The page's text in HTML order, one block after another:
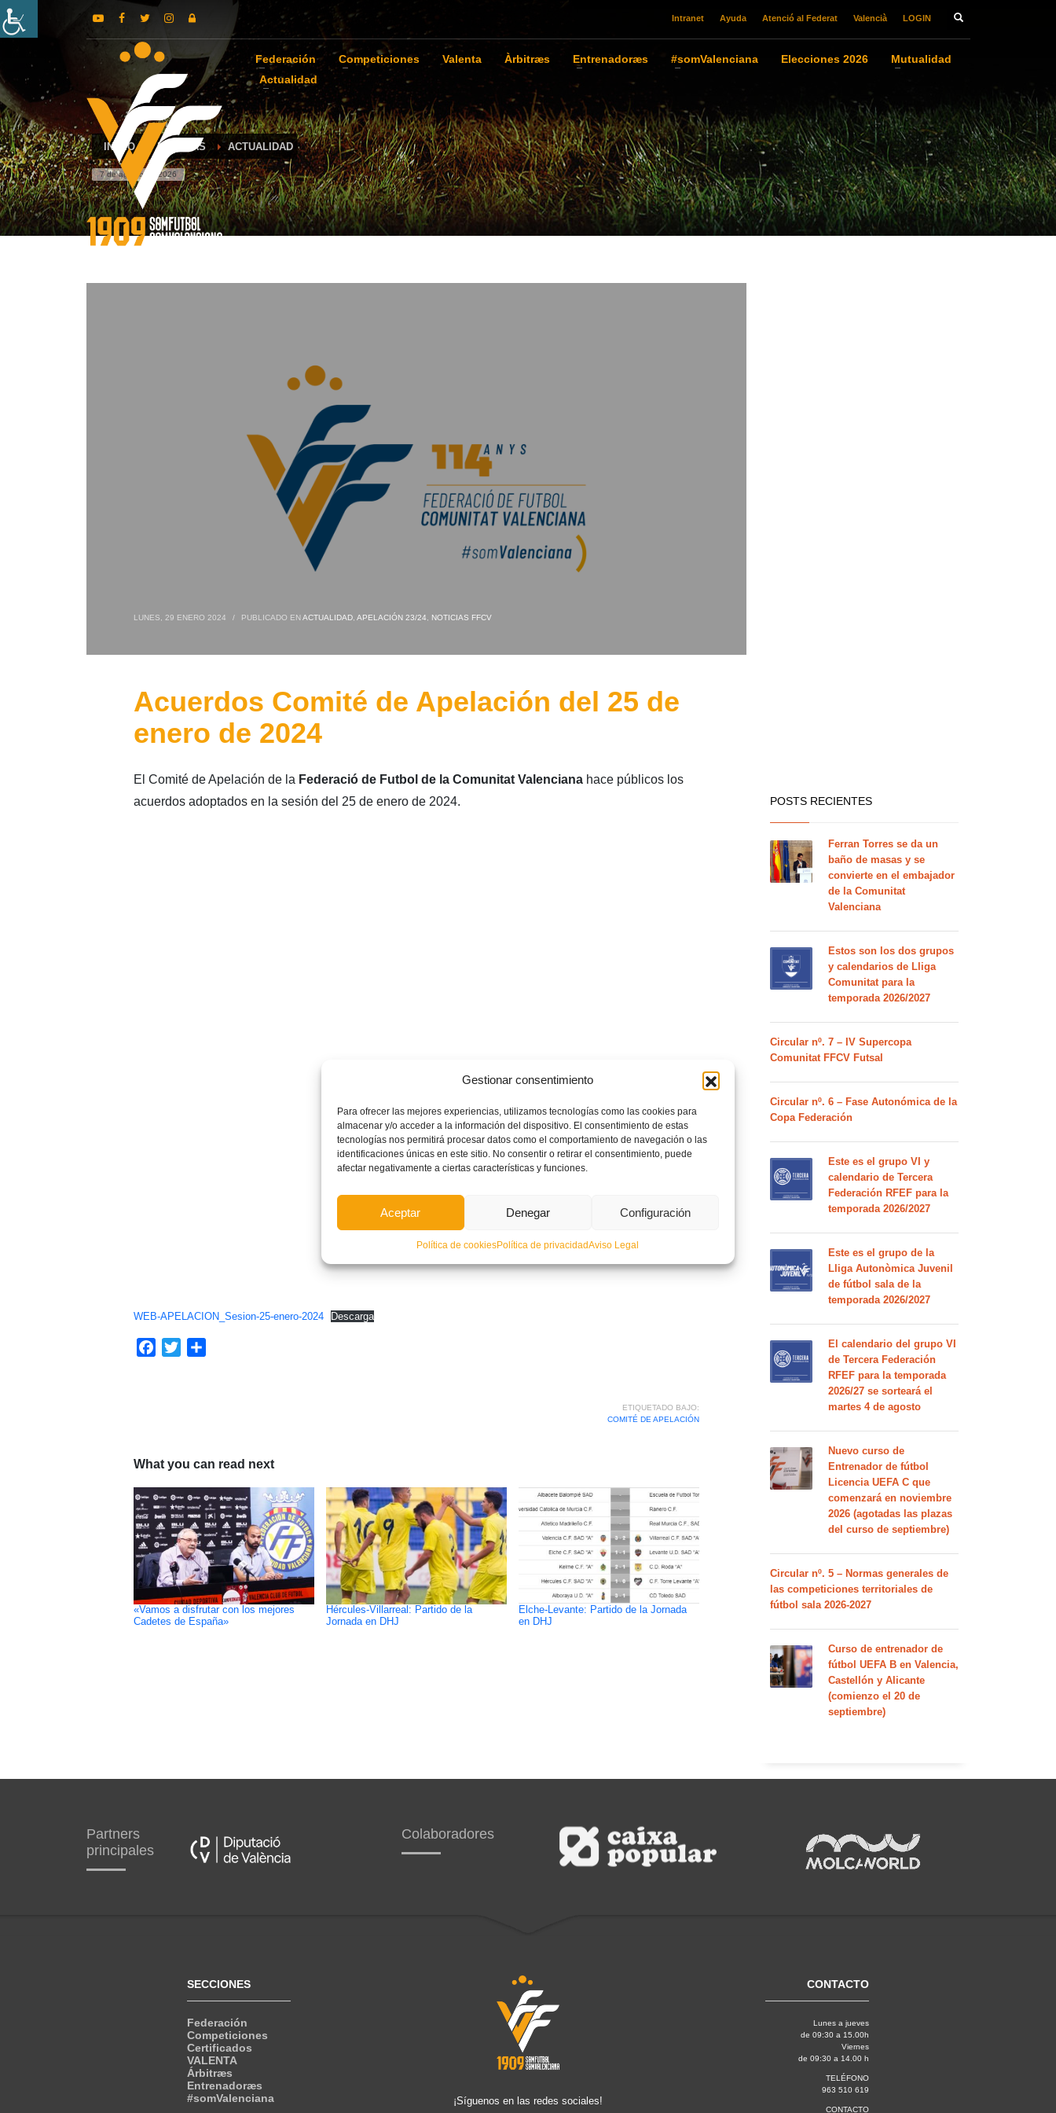
Gestionar consentimiento
Para ofrecer las mejores experiencias, utilizamos tecnologías como las cookies para
almacenar y/o acceder a la información del dispositivo. El consentimiento de estas
tecnologías nos permitirá procesar datos como el comportamiento de navegación o las
identificaciones únicas en este sitio. No consentir o retirar el consentimiento, puede
afectar negativamente a ciertas características y funciones.
Aceptar Denegar Configuración
Política de cookiesPolítica de privacidadAviso Legal
Intranet Ayuda Atenció al Federat Valencià LOGIN
Federación Competiciones Valenta Àrbitræs Entrenadoræs #somValenciana Elecciones 2026
Mutualidad
Actualidad
INICIO NOTICIAS ACTUALIDAD
7 de agosto de 2026
LUNES, 29 ENERO 2024 / PUBLICADO ENACTUALIDAD, APELACIÓN 23/24 NOTICIAS FFCV
Acuerdos Comité de Apelación del 25 de
enero de 2024
El Comité de Apelación de la Federació de Futbol de la Comunitat Valencianahace públicos los
acuerdos adoptados en la sesión del 25 de enero de 2024.
WEB-APELACION_Sesion-25-enero-2024 Descarga
Facebook
Twitter
ETIQUETADO BAJO:
COMITÉ DE APELACIÓN
What you can read next
«Vamos a disfrutar con los mejores
Cadetes de España»
Hércules-Villarreal: Partido de la
Jornada en DHJ
Elche-Levante: Partido de la Jornada
en DHJ
POSTS RECIENTES
Ferran Torres se da un
baño de masas y se
convierte en el embajador
de la Comunitat
Valenciana
Estos son los dos grupos
y calendarios de Lliga
Comunitat para la
temporada 2026/2027
Circular nº. 7 – IV Supercopa
Comunitat FFCV Futsal
Circular nº. 6 – Fase Autonómica de la
Copa Federación
Este es el grupo VI y
calendario de Tercera
Federación RFEF para la
temporada 2026/2027
Este es el grupo de la
Lliga Autonòmica Juvenil
de fútbol sala de la
temporada 2026/2027
El calendario del grupo VI
de Tercera Federación
RFEF para la temporada
2026/27 se sorteará el
martes 4 de agosto
Nuevo curso de
Entrenador de fútbol
Licencia UEFA C que
comenzará en noviembre
2026 (agotadas las plazas
del curso de septiembre)
Circular nº. 5 – Normas generales de
las competiciones territoriales de
fútbol sala 2026-2027
Curso de entrenador de
fútbol UEFA B en Valencia,
Castellón y Alicante
(comienzo el 20 de
septiembre)
Partners
principales
Colaboradores
SECCIONES
Federación
Competiciones
Certificados
VALENTA
Árbitræs
Entrenadoræs
#somValenciana
¡Síguenos en las redes sociales!
CONTACTO
Lunes a jueves
de 09:30 a 15.00h
Viernes
de 09:30 a 14.00 h
TELÉFONO
963 510 619
CONTACTO